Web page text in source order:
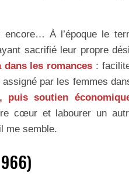
À l’époque le
sacrifié leur propre
les romances :
par les femmes
puis soutien
cœur et labourer un
me semble.